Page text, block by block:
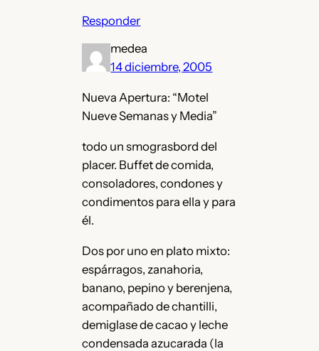
Responder
medea
14 diciembre, 2005
Nueva Apertura: “Motel
Nueve Semanas y Media”
todo un smograsbord del
placer. Buffet de comida,
consoladores, condones y
condimentos para ella y para
él.
Dos por uno en plato mixto:
espárragos, zanahoria,
banano, pepino y berenjena,
acompañado de chantilli,
demiglase de cacao y leche
condensada azucarada (la